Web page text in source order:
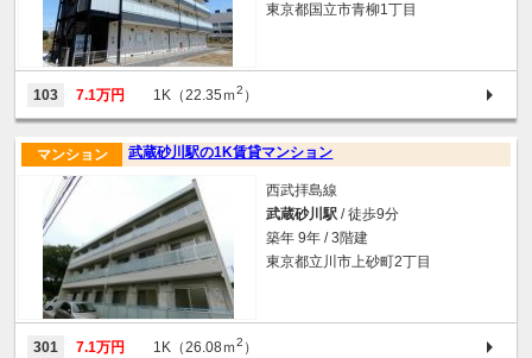
東京都国立市青柳1丁目
103 7.1万円 1K（22.35ｍ2 ）
武蔵砂川駅の1K賃貸マンション
マンション
西武拝島線
武蔵砂川駅 / 徒歩9分
築年 9年 / 3階建
東京都立川市上砂町2丁目
301 7.1万円 1K（26.08ｍ2 ）